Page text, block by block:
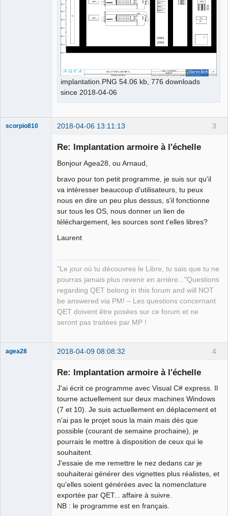
implantation.PNG 54.06 kb, 776 downloads
since 2018-04-06
3
scorpio810 2018-04-06 13:11:13
Re: Implantation armoire à l'échelle
Bonjour Agea28, ou Arnaud,
bravo pour ton petit programme, je suis sur qu'il
va intéresser beaucoup d'utilisateurs, tu peux
nous en dire un peu plus dessus, s'il fonctionne
sur tous les OS, nous donner un lien de
téléchargement, les sources sont t'elles libres?
Laurent
"Le jour où tu découvres le Libre, tu sais que tu ne
pourras jamais plus revenir en arrière..."Questions
regarding QET belong in this forum and will NOT
be answered via PM! – Les questions concernant
QET doivent être posées sur ce forum et ne
seront pas traitées par MP !
4
agea28 2018-04-09 08:08:32
Re: Implantation armoire à l'échelle
J'ai écrit ce programme avec Visual C# express. Il
tourne actuellement sur deux machines Windows
(7 et 10). Je suis actuellement en déplacement et
n'ai pas le projet sous la main mais dès que
possible (courant de semaine prochaine), je
pourrais le mettre à disposition de ceux qui le
souhaitent.
J'essaie de me remettre le nez dedans car je
souhaiterai générer des vignettes plus réalistes, et
qu'elles soient générées avec la nomenclature
exportée par QET... affaire à suivre.
NB : le programme est en français.